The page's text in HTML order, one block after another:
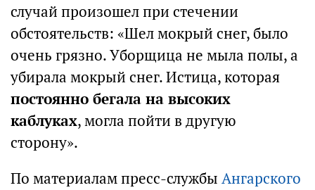
случай произошел при стечении
обстоятельств: «Шел мокрый снег, было
очень грязно. Уборщица не мыла полы, а
убирала мокрый снег. Истица, которая
постоянно бегала на высоких
каблуках, могла пойти в другую
сторону».
По материалам пресс-службы Ангарского